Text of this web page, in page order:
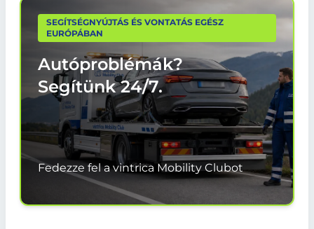
SEGÍTSÉGNYÚJTÁS ÉS VONTATÁS EGÉSZ
EURÓPÁBAN
Autóproblémák?
Segítünk24/7.
Fedezze fel a vintrica Mobility Clubot